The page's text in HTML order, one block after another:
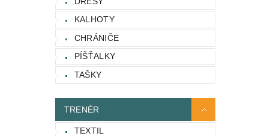
KALHOTY
CHRÁNIČE
PÍŠŤALKY
TAŠKY
TRENÉR
TEXTIL